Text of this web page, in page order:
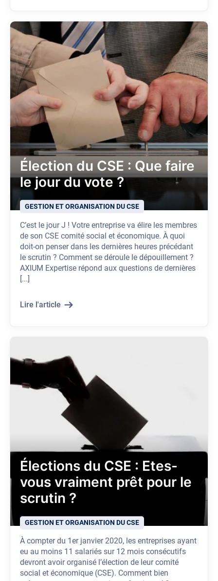
Élection du CSE : Que faire
le jour du vote ?
GESTION ET ORGANISATION DU CSE
C’est le jour J ! Votre entreprise va élire les membres
de son CSE comité social et économique. À quoi
doit-on penser dans les dernières heures précédant
le scrutin ? Comment se déroule le dépouillement ?
AXIUM Expertise répond aux questions de dernières
[...]
Lire l'article
Élections du CSE : Etes-
vous vraiment prêt pour le
scrutin ?
GESTION ET ORGANISATION DU CSE
À compter du 1er janvier 2020, les entreprises ayant
eu au moins 11 salariés sur 12 mois consécutifs
devront avoir organisé l’élection de leur comité
social et économique (CSE). Comment bien